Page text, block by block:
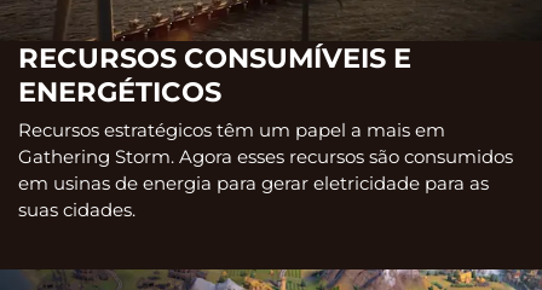
RECURSOS CONSUMÍVEIS E
ENERGÉTICOS
Recursos estratégicos têm um papel a mais em
Gathering Storm. Agora esses recursos são consumidos
em usinas de energia para gerar eletricidade para as
suas cidades.